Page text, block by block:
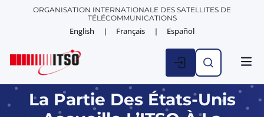
ORGANISATION INTERNATIONALE DES SATELLITES DE
TÉLÉCOMMUNICATIONS
English Français Español
La Partie Des États-Unis